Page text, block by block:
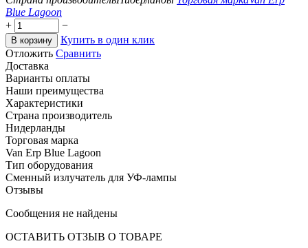
Blue Lagoon
+
−
В корзину
Купить в один клик
Отложить Сравнить
Доставка
Варианты оплаты
Наши преимущества
Характеристики
Страна производитель
Нидерланды
Торговая марка
Van Erp Blue Lagoon
Тип оборудования
Сменный излучатель для УФ-лампы
Отзывы
Сообщения не найдены
ОСТАВИТЬ ОТЗЫВ О ТОВАРЕ